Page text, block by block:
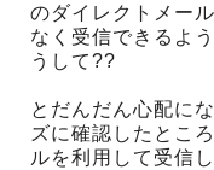
のダイレクトメー
なく受信できるよ
うして??
とだんだん心配に
ズに確認したとこ
ルを利用して受信